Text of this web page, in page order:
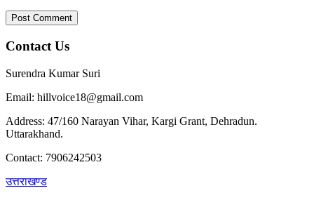
Contact Us
Surendra Kumar Suri
Email: hillvoice18@gmail.com
Address: 47/160 Narayan Vihar, Kargi Grant, Dehradun.
Uttarakhand.
Contact: 7906242503
उत्तराखण्ड